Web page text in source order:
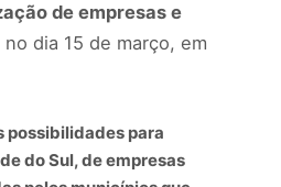
de empresas e
no dia 15 de março, em
possibilidades para
do Sul, de empresas